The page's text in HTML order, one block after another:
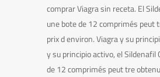
comprar Viagra sin receta. El
une bote de 12 comprimés peut
prix d environ. Viagra y su
y su principio activo, el Sildenafil
de 12 comprimés peut tre